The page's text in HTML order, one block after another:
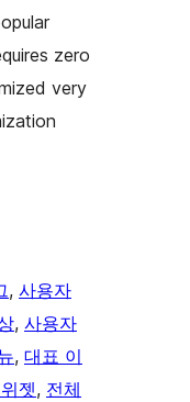
zero
very
, 사용자
, 사용자
, 대표 이
젯, 전체